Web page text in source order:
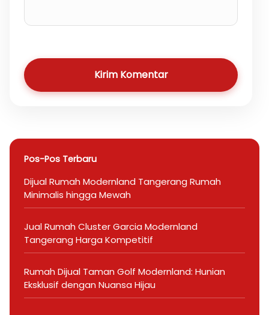
Kirim Komentar
Pos-Pos Terbaru
Dijual Rumah Modernland Tangerang Rumah
Minimalis hingga Mewah
Jual Rumah Cluster Garcia Modernland
Tangerang Harga Kompetitif
Rumah Dijual Taman Golf Modernland: Hunian
Eksklusif dengan Nuansa Hijau